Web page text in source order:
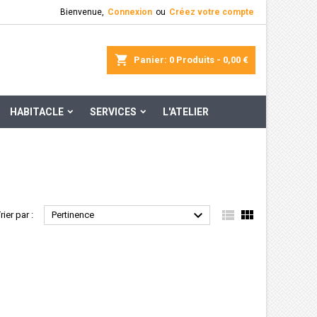
Bienvenue, Connexion ou Créez votre compte
Panier 0 Produits - 0,00 €
HABITACLE SERVICES L'ATELIER
par : Pertinence   